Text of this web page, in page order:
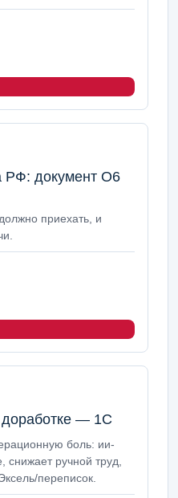
РФ: документ О6
приехать, и
— 1С
боль: ии-
снижает ручной труд,
переписок.